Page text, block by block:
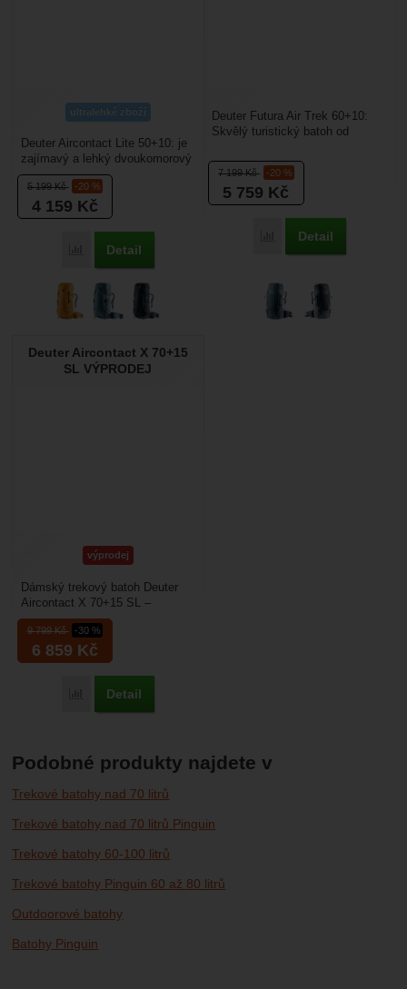
ultralehké zboží
5 199Kč -20 %
4 159 Kč
Porovnat
Detail
Deuter Aircontact Lite 50+10: je
zajímavý a lehký dvoukomorový
trekový batoh. Má dvě zipem
dělené komory,...
7 199Kč -20 %
5 759 Kč
Porovnat
Detail
Deuter Futura Air Trek 60+10:
Skvělý turistický batoh od
ideální volbou na...
Deuter Aircontact X 70+15
SL VÝPRODEJ
výprodej
9 799Kč -30 %
6 859 Kč
Porovnat
Detail
Dámský trekový batoh Deuter
Aircontact X 70+15 SL –
dvoukomorový batoh o velikosti
85 litrů uzpůsobený...
Podobné produkty najdete v
Trekové batohy nad 70 litrů
Trekové batohy nad 70 litrů Pinguin
Trekové batohy 60-100 litrů
Trekové batohy Pinguin 60 až 80 litrů
Outdoorové batohy
Batohy Pinguin